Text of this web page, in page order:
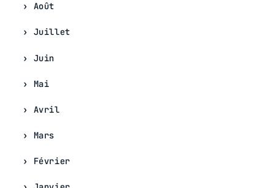
Août
Juillet
Juin
Mai
Avril
Mars
Février